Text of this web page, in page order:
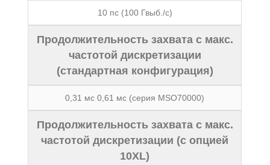
10 пс (100 Гвыб./с)
Продолжительность захвата с макс.
частотой дискретизации
(стандартная конфигурация)
0,31 мс 0,61 мс (серия MSO70000)
Продолжительность захвата с макс.
частотой дискретизации (с опцией
10XL)